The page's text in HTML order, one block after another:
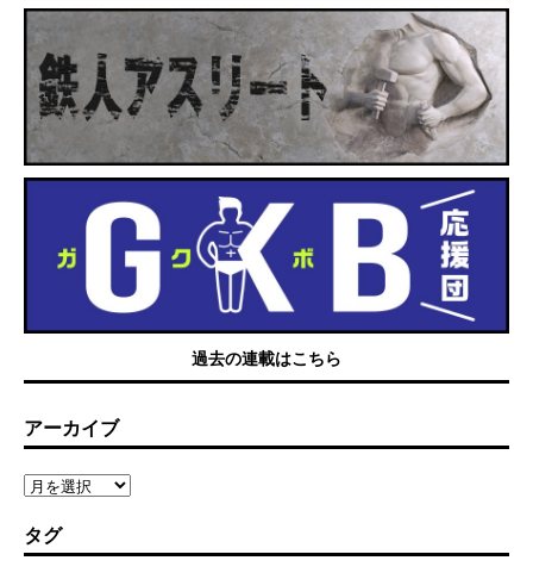
過去の連載はこちら
アーカイブ
タグ